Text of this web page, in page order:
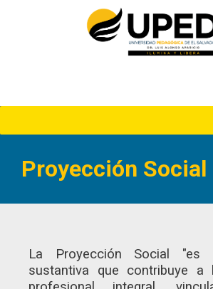
Proyección Social
La Proyección Social "es
sustantiva que contribuye a